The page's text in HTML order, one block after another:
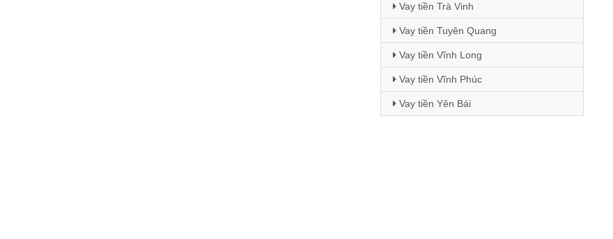
Vay tiền Trà Vinh
Vay tiền Tuyên Quang
Vay tiền Vĩnh Long
Vay tiền Vĩnh Phúc
Vay tiền Yên Bái